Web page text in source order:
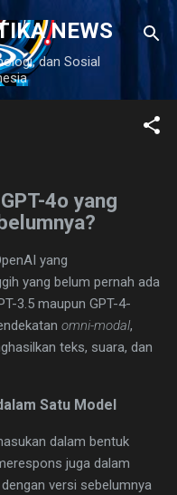
utamaNEWS
dan Sosial
4o yang
yang
yang belum pernah ada
3.5 maupun GPT-4-
omni-modal,
teks, suara, dan
Satu Model
dalam bentuk
juga dalam
versi sebelumnya